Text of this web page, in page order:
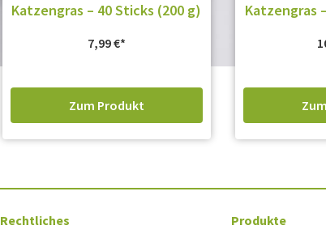
Katzengras – 40 Sticks (200 g)
7,99€
Zum Produkt
Katzengras
Rechtliches Produkte